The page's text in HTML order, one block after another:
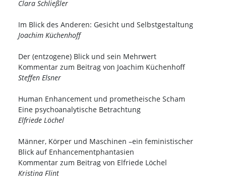
Clara Schließler
Im Blick des Anderen: Gesicht und Selbstgestaltung
Joachim Küchenhoff
Der (entzogene) Blick und sein Mehrwert
Kommentar zum Beitrag von Joachim Küchenhoff
Steffen Elsner
Human Enhancement und prometheische Scham
Eine psychoanalytische Betrachtung
Elfriede Löchel
Männer, Körper und Maschinen –ein feministischer
Blick auf Enhancementphantasien
Kommentar zum Beitrag von Elfriede Löchel
Kristina Flint